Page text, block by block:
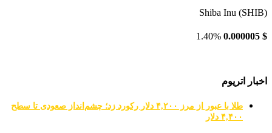
Shiba Inu (SHIB)
$
0.000005
1.40%
اخبار اتریوم
طلا با عبور از مرز ۴,۲۰۰ دلار رکورد زد؛ چشم‌انداز صعودی تا سطح
۴,۴۰۰ دلار